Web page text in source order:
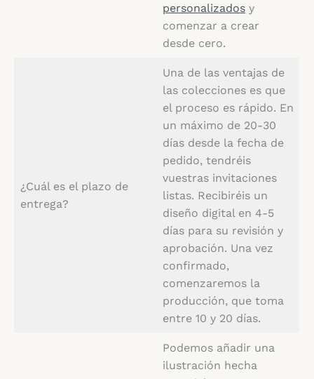
personalizados y
comenzar a crear
desde cero.
¿Cuál es el plazo de
entrega?
Una de las ventajas de
las colecciones es que
el proceso es rápido. En
un máximo de 20-30
días desde la fecha de
pedido, tendréis
vuestras invitaciones
listas. Recibiréis un
diseño digital en 4-5
días para su revisión y
aprobación. Una vez
confirmado,
comenzaremos la
producción, que toma
entre 10 y 20 días.
Podemos añadir una
ilustración hecha